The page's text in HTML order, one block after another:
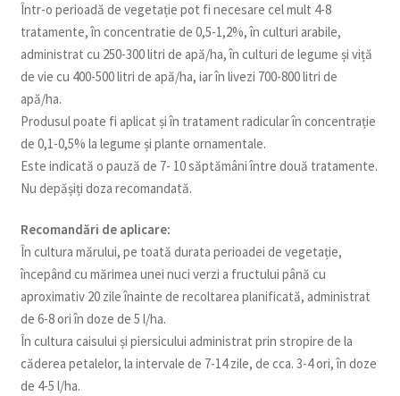
Într-o perioadă de vegetație pot fi necesare cel mult 4-8
tratamente, în concentratie de 0,5-1,2%, în culturi arabile,
administrat cu 250-300 litri de apă/ha, în culturi de legume și viță
de vie cu 400-500 litri de apă/ha, iar în livezi 700-800 litri de
apă/ha.
Produsul poate fi aplicat și în tratament radicular în concentrație
de 0,1-0,5% la legume și plante ornamentale.
Este indicată o pauză de 7- 10 săptămâni între două tratamente.
Nu depășiți doza recomandată.
Recomandări de aplicare:
În cultura mărului, pe toată durata perioadei de vegetație,
începând cu mărimea unei nuci verzi a fructului până cu
aproximativ 20 zile înainte de recoltarea planificată, administrat
de 6-8 ori în doze de 5 l/ha.
În cultura caisului și piersicului administrat prin stropire de la
căderea petalelor, la intervale de 7-14 zile, de cca. 3-4 ori, în doze
de 4-5 l/ha.